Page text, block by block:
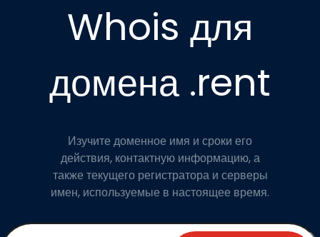
Whois для
домена .rent
Изучите доменное имя и сроки его
действия, контактную информацию, а
также текущего регистратора и серверы
имен, используемые в настоящее время.